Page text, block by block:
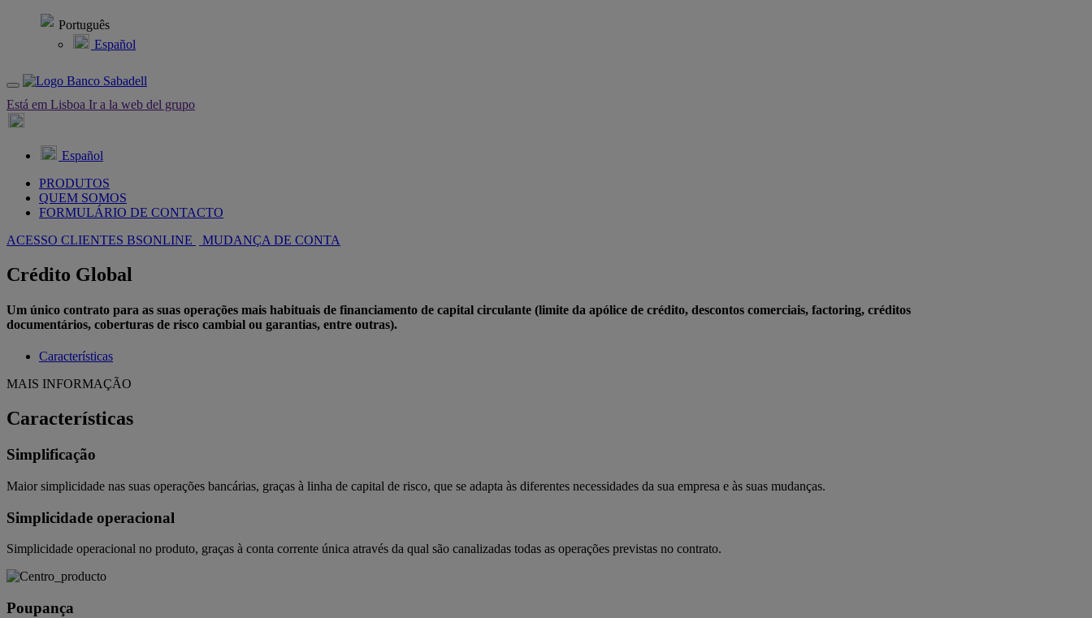
Português
Español
Está em Lisboa Ir a la web del grupo
Español
PRODUTOS
QUEM SOMOS
FORMULÁRIO DE CONTACTO
ACESSO CLIENTES BSONLINE
MUDANÇA DE CONTA
Crédito Global
Um único contrato para as suas operações mais habituais de financiamento de capital circulante (limite da apólice de crédito, descontos comerciais, factoring, créditos
documentários, coberturas de risco cambial ou garantias, entre outras).
Características
MAIS INFORMAÇÃO
Características
Simplificação
Maior simplicidade nas suas operações bancárias, graças à linha de capital de risco, que se adapta às diferentes necessidades da sua empresa e às suas mudanças.
Simplicidade operacional
Simplicidade operacional no produto, graças à conta corrente única através da qual são canalizadas todas as operações previstas no contrato.
Poupança